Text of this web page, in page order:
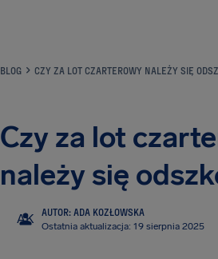
BLOG CZY ZA LOT CZARTEROWY NALEŻY SIĘ
Czy za lot
należy się
AK
AUTOR: ADA KOZŁOWSKA
Ostatnia aktualizacja: 19 sierpnia 2025